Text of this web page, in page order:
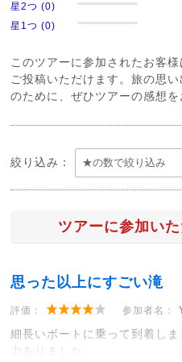
星2つ (0)
星1つ (0)
このツアーに参加されたお客
ご投稿いただけます。旅の思
のために、ぜひツアーの感想を
絞り込み：
ツアーに参加い
思った以上にすごい滝
評価： 参加者名：
細長いボートに乗って到着し
力ありました。